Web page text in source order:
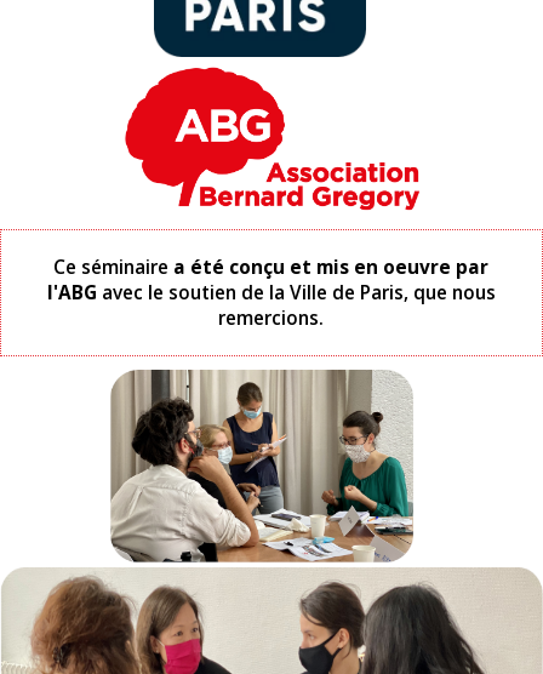
Ce séminaire a été conçu et mis en oeuvre par
l'ABG avec le soutien de la Ville de Paris, que nous
remercions.